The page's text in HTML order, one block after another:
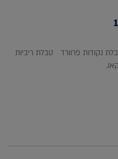
נקודות פרוורד טבלת ריביות